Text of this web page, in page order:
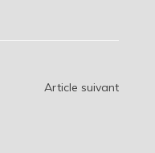
Article suivant